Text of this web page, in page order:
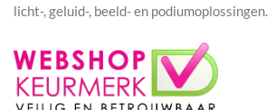
licht-, geluid-, beeld- en podiumoplossingen.